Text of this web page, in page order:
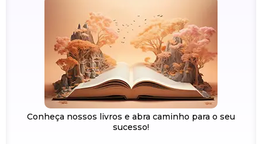
Conheça nossos livros e abra caminho para o seu
sucesso!